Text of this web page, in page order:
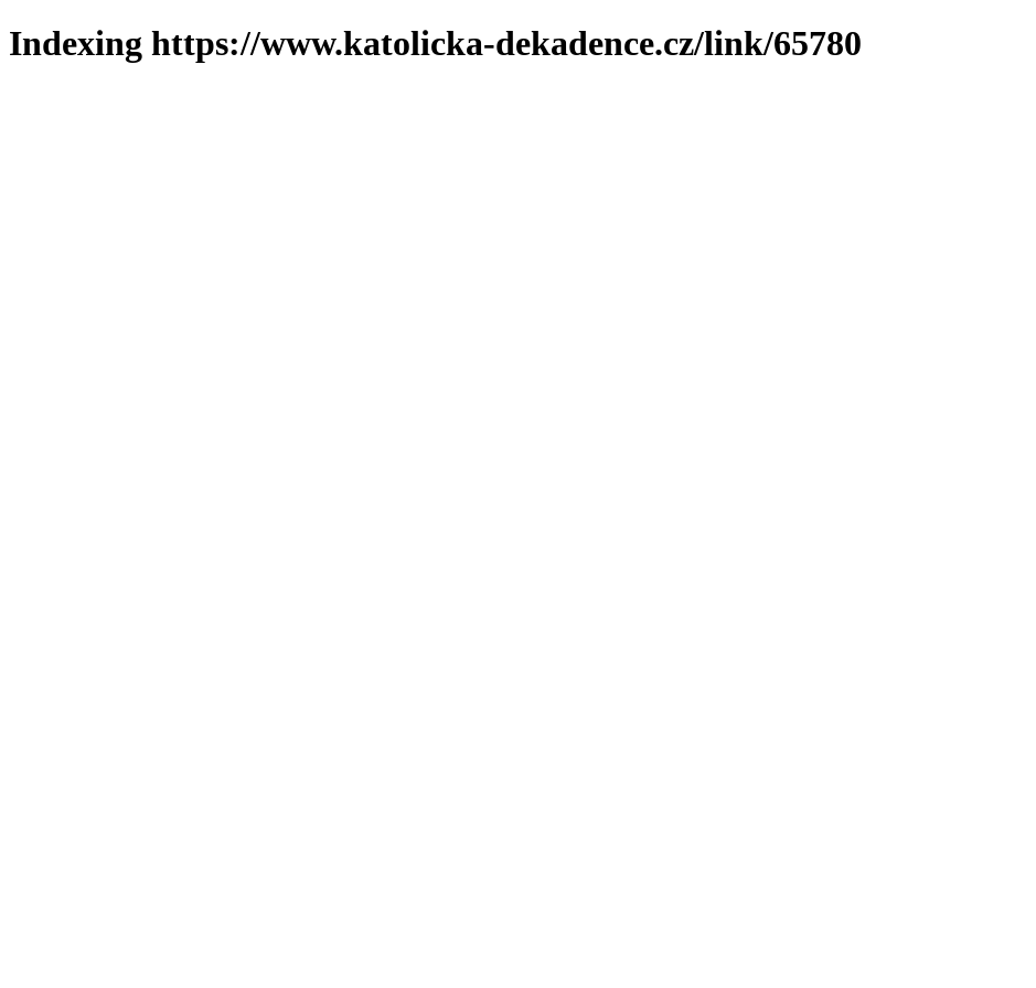
Indexing https://www.katolicka-dekadence.cz/link/65780